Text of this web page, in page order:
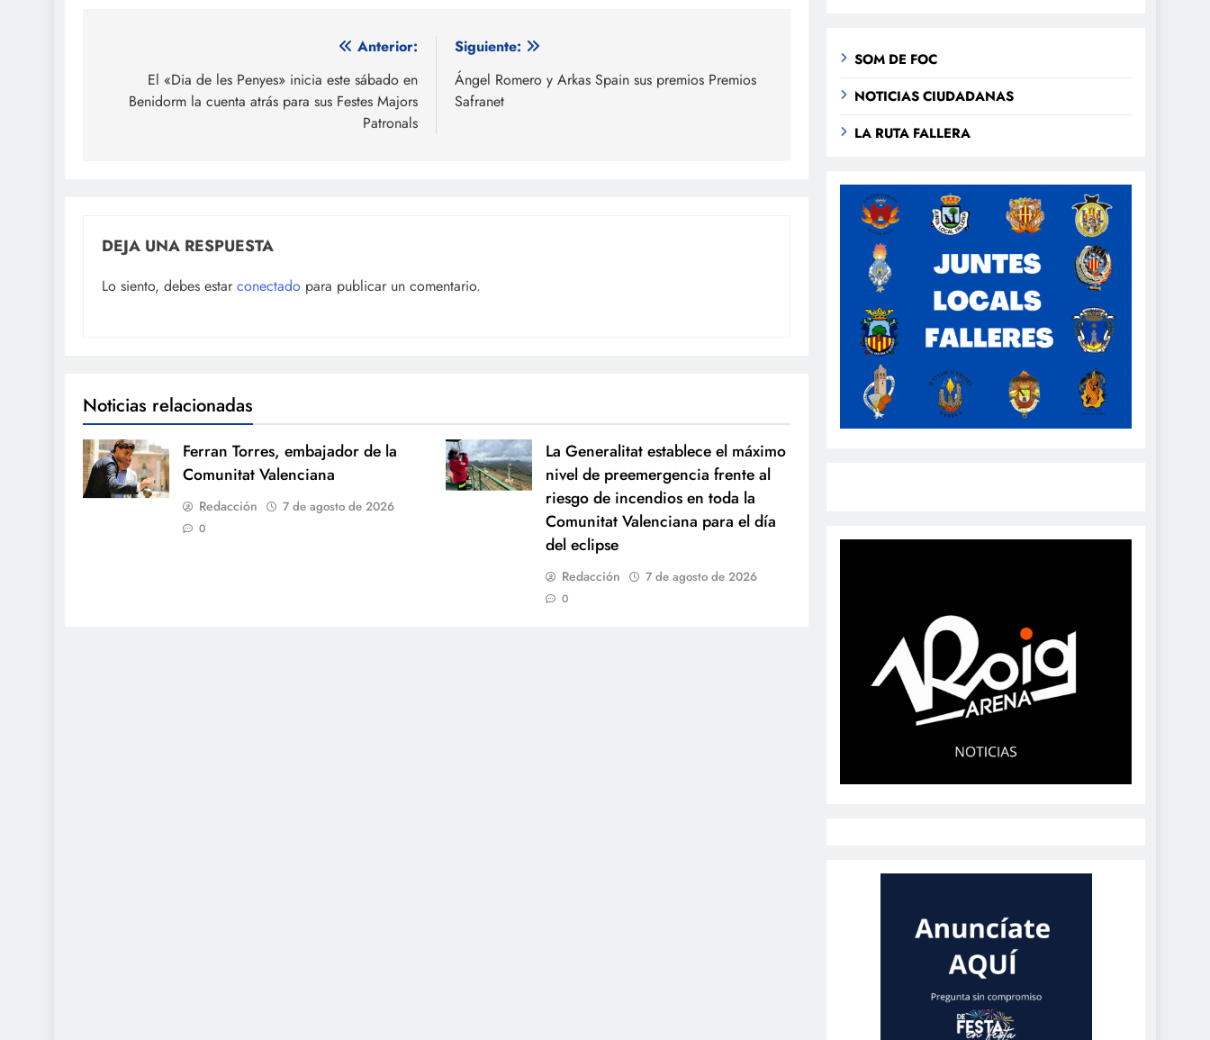
entradas
Anterior:
El «Dia de les Penyes» inicia este sábado en
Benidorm la cuenta atrás para sus Festes Majors
Patronals
Siguiente:
Ángel Romero y Arkas Spain sus premios Premios
Safranet
DEJA UNA RESPUESTA
Lo siento, debes estar conectado para publicar un comentario.
Noticias relacionadas
Ferran Torres, embajador de la
Comunitat Valenciana
Redacción 7 de agosto de 2026
0
La Generalitat establece el máximo
nivel de preemergencia frente al
riesgo de incendios en toda la
Comunitat Valenciana para el día
del eclipse
Redacción 7 de agosto de 2026
0
SOM DE FOC
NOTICIAS CIUDADANAS
LA RUTA FALLERA